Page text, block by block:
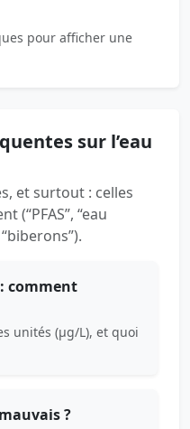
pour afficher une
sur l’eau
et surtout : celles
(“PFAS”, “eau
comment
unités (µg/L), et quoi
?